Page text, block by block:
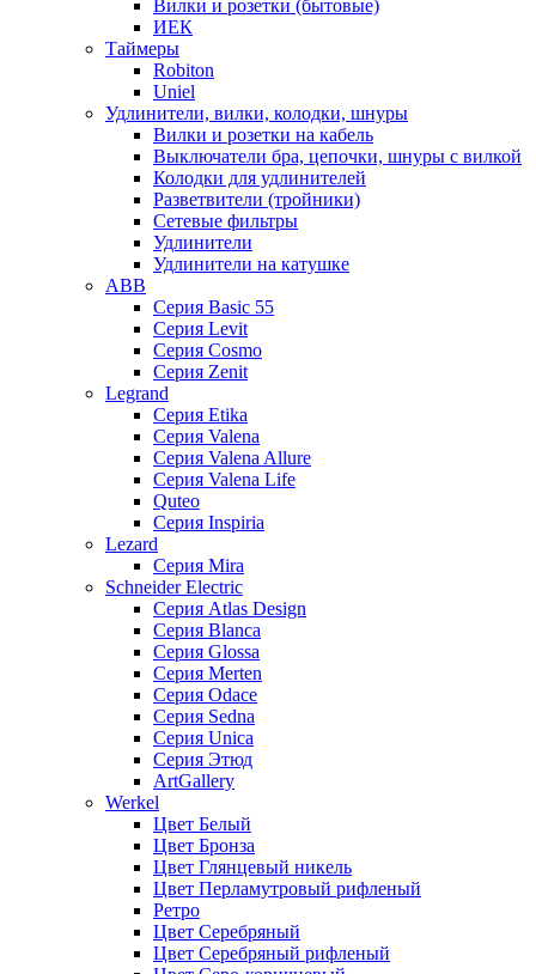
Вилки и розетки (бытовые)
ИЕК
Таймеры
Robiton
Uniel
Удлинители, вилки, колодки, шнуры
Вилки и розетки на кабель
Выключатели бра, цепочки, шнуры с вилкой
Колодки для удлинителей
Разветвители (тройники)
Сетевые фильтры
Удлинители
Удлинители на катушке
ABB
Серия Basic 55
Серия Levit
Серия Cosmo
Серия Zenit
Legrand
Серия Etika
Серия Valena
Серия Valena Allure
Серия Valena Life
Quteo
Серия Inspiria
Lezard
Серия Mira
Schneider Electric
Серия Atlas Design
Серия Blanca
Серия Glossa
Серия Merten
Серия Odace
Серия Sedna
Серия Unica
Серия Этюд
ArtGallery
Werkel
Цвет Белый
Цвет Бронза
Цвет Глянцевый никель
Цвет Перламутровый рифленый
Ретро
Цвет Серебряный
Цвет Серебряный рифленый